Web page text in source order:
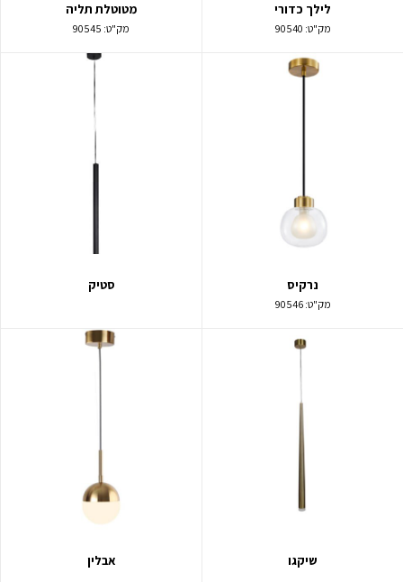
לילך כדורי
מק"ט: 90540
מטוטלת תליה
מק"ט: 90545
נרקיס
מק"ט:90546
סטיק
שיקגו אבלין